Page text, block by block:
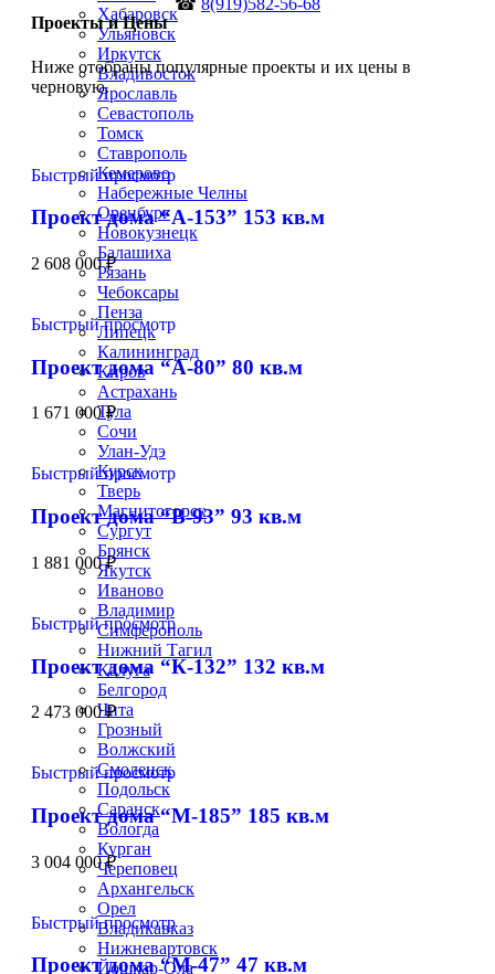
Хабаровск
Ульяновск
Иркутск
Владивосток
Ярославль
Севастополь
Томск
Ставрополь
Кемерово
Набережные Челны
Оренбург
Новокузнецк
Балашиха
Рязань
Чебоксары
Пенза
Липецк
Калининград
Киров
Астрахань
Тула
Сочи
Улан-Удэ
Курск
Тверь
Магнитогорск
Сургут
Брянск
Якутск
Иваново
Владимир
Симферополь
Нижний Тагил
Калуга
Белгород
Чита
Грозный
Волжский
Смоленск
Подольск
Саранск
Вологда
Курган
Череповец
Архангельск
Орел
Владикавказ
Нижневартовск
Йошкар-Ола
☎ 8(919)582-56-68
Проекты и Цены
Ниже отобраны популярные проекты и их цены в
черновую.
Быстрый просмотр
Проект дома “А-153” 153 кв.м
2 608 000₽
Быстрый просмотр
Проект дома “А-80” 80 кв.м
1 671 000₽
Быстрый просмотр
Проект дома “В-93” 93 кв.м
1 881 000₽
Быстрый просмотр
Проект дома “К-132” 132 кв.м
2 473 000₽
Быстрый просмотр
Проект дома “М-185” 185 кв.м
3 004 000₽
Быстрый просмотр
Проект дома “М-47” 47 кв.м